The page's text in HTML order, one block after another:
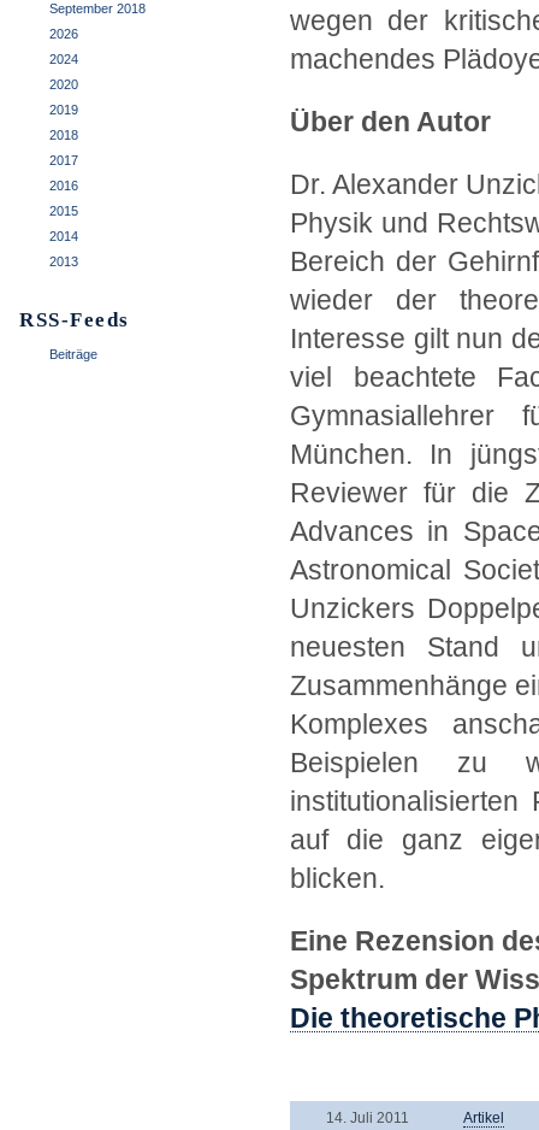
September 2018
2026
2024
2020
2019
2018
2017
2016
2015
2014
2013
RSS-Feeds
Beiträge
wegen der
machendes
Über den Autor
Dr. Alexander
Physik und
Bereich der
wieder der
Interesse gilt nun
viel beachtete
Gymnasiallehrer
München. In
Reviewer für die
Advances in
Astronomical
Unzickers
neuesten Stand
Zusammenhänge
Komplexes
Beispielen zu
auf die ganz
blicken.
Eine Rezension
Spektrum der
Die theoretische
14. Juli 2011 Artikel